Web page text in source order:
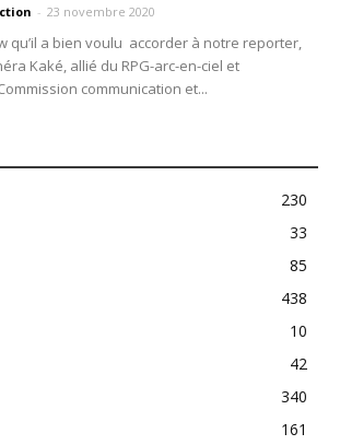
- 23 novembre 2020
qu’il a bien voulu accorder à notre reporter,
Kaké, allié du RPG-arc-en-ciel et
communication et...
230
33
85
438
10
42
340
161